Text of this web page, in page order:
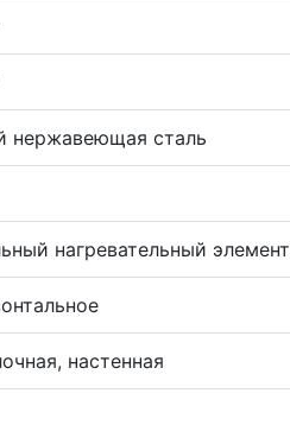
нержавеющая сталь
нагревательный элемент
настенная